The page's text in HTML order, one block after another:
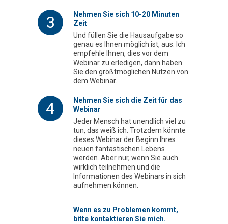
3
Nehmen Sie sich 10-20 Minuten
Zeit
Und füllen Sie die Hausaufgabe so
genau es Ihnen möglich ist, aus. Ich
empfehle Ihnen, dies vor dem
Webinar zu erledigen, dann haben
Sie den größtmöglichen Nutzen von
dem Webinar.
4
Nehmen Sie sich die Zeit für das
Webinar
Jeder Mensch hat unendlich viel zu
tun, das weiß ich. Trotzdem könnte
dieses Webinar der Beginn Ihres
neuen fantastischen Lebens
werden. Aber nur, wenn Sie auch
wirklich teilnehmen und die
Informationen des Webinars in sich
aufnehmen können.
Wenn es zu Problemen kommt,
bitte kontaktieren Sie mich.